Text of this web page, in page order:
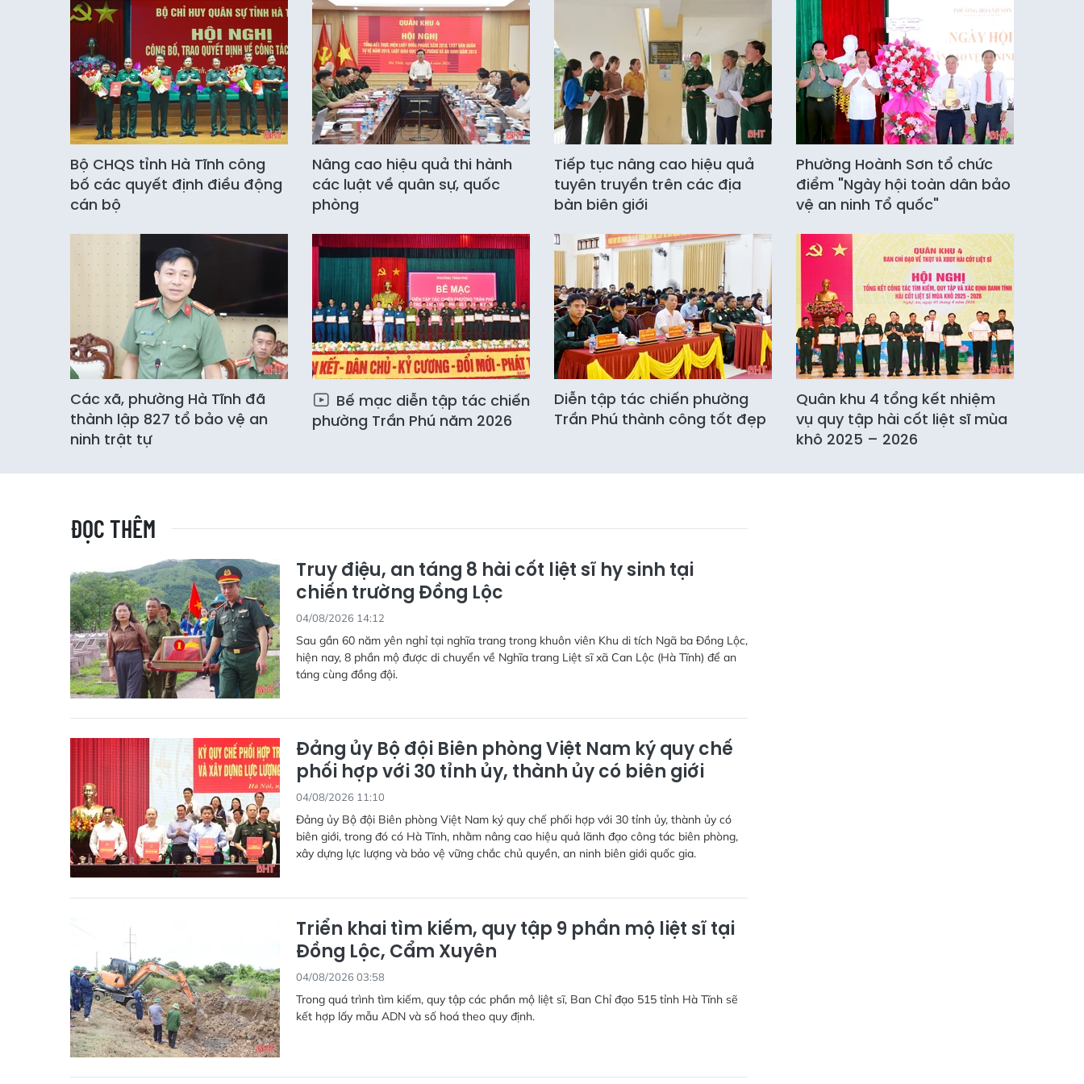
Bộ CHQS tỉnh Hà Tĩnh công
bố các quyết định điều động
cán bộ
Nâng cao hiệu quả thi hành
các luật về quân sự, quốc
phòng
Tiếp tục nâng cao hiệu quả
tuyên truyền trên các địa
bàn biên giới
Phường Hoành Sơn tổ chức
điểm "Ngày hội toàn dân bảo
vệ an ninh Tổ quốc"
Các xã, phường Hà Tĩnh đã
thành lập 827 tổ bảo vệ an
ninh trật tự
Bế mạc diễn tập tác chiến
phường Trần Phú năm 2026
Diễn tập tác chiến phường
Trần Phú thành công tốt đẹp
Quân khu 4 tổng kết nhiệm
vụ quy tập hài cốt liệt sĩ mùa
khô 2025 – 2026
ĐỌC THÊM
Truy điệu, an táng 8 hài cốt liệt sĩ hy sinh tại
chiến trường Đồng Lộc
04/08/2026 14:12
Sau gần 60 năm yên nghỉ tại nghĩa trang trong khuôn viên Khu di tích Ngã ba Đồng Lộc,
hiện nay, 8 phần mộ được di chuyển về Nghĩa trang Liệt sĩ xã Can Lộc (Hà Tĩnh) để an
táng cùng đồng đội.
Đảng ủy Bộ đội Biên phòng Việt Nam ký quy chế
phối hợp với 30 tỉnh ủy, thành ủy có biên giới
04/08/2026 11:10
Đảng ủy Bộ đội Biên phòng Việt Nam ký quy chế phối hợp với 30 tỉnh ủy, thành ủy có
biên giới, trong đó có Hà Tĩnh, nhằm nâng cao hiệu quả lãnh đạo công tác biên phòng,
xây dựng lực lượng và bảo vệ vững chắc chủ quyền, an ninh biên giới quốc gia.
Triển khai tìm kiếm, quy tập 9 phần mộ liệt sĩ tại
Đồng Lộc, Cẩm Xuyên
04/08/2026 03:58
Trong quá trình tìm kiếm, quy tập các phần mộ liệt sĩ, Ban Chỉ đạo 515 tỉnh Hà Tĩnh sẽ
kết hợp lấy mẫu ADN và số hoá theo quy định.